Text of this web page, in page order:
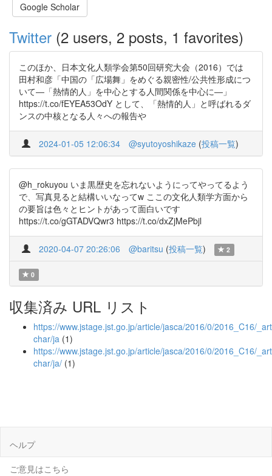
Google Scholar
Twitter (2 users, 2 posts, 1 favorites)
このほか、日本文化人類学会第50回研究大会（2016）では
田村和彦「中国の「広場舞」をめぐる親密性/公共性形成につ
いて―「熱情的人」を中心とする人間関係を中心に―」
https://t.co/fEYEA53OdY として、「熱情的人」と呼ばれるダ
ンスの中核となる人々への報告や
2024-01-05 12:06:34 @syutoyoshikaze (投稿一覧)
@h_rokuyou いま黒歴史を忘れないようにってやってるよう
で、写真見ると結構いいなってw ここの文化人類学方面から
の要旨は色々とヒントがあって面白いです
https://t.co/gGTADVQwr3 https://t.co/dxZjMePbjl
2020-04-07 20:26:06 @baritsu (投稿一覧) 2
0
収集済み URL リスト
https://www.jstage.jst.go.jp/article/jasca/2016/0/2016_C16/
char/ja (1)
https://www.jstage.jst.go.jp/article/jasca/2016/0/2016_C16/
char/ja/ (1)
ヘルプ
ご意見はこちら